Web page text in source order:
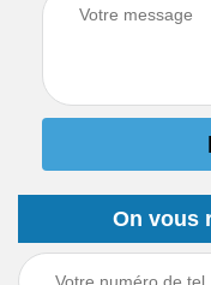
On vous